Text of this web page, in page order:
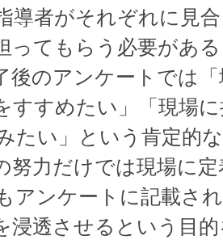
導者がそれぞれに見
ってもらう必要があ
後のアンケートでは
すすめたい」「現場
たい」という肯定的
努力だけでは現場に
アンケートに記載さ
浸透させるという目